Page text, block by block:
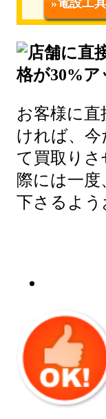
»電設工具
お客様に
ければ、
て買取り
際には一
下さるよう